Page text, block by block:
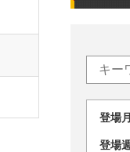
登
登